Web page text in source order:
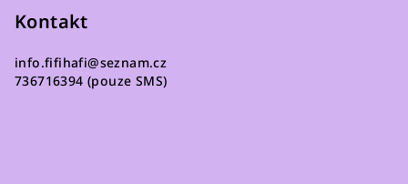
Kontakt
info.fifihafi@seznam.cz
736716394 (pouze SMS)